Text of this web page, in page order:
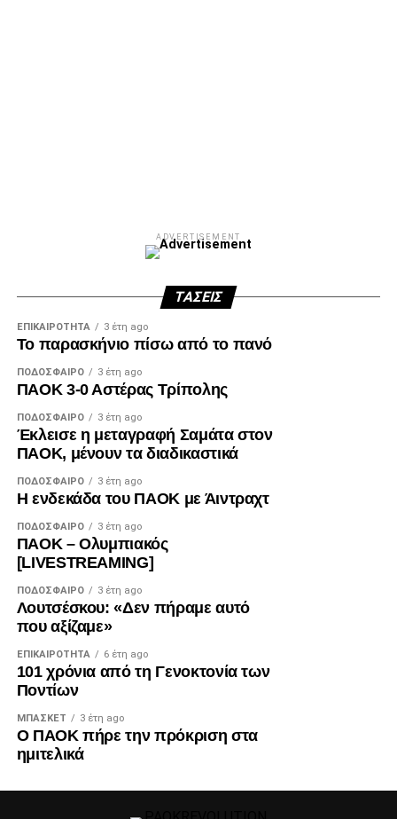
ADVERTISEMENT
ΤΆΣΕΙΣ
ΕΠΙΚΑΙΡΌΤΗΤΑ 3 έτη ago
Το παρασκήνιο πίσω από το πανό
ΠΟΔΌΣΦΑΙΡΟ 3 έτη ago
ΠΑΟΚ 3-0 Αστέρας Τρίπολης
ΠΟΔΌΣΦΑΙΡΟ 3 έτη ago
Έκλεισε η μεταγραφή Σαμάτα στον
ΠΑΟΚ, μένουν τα διαδικαστικά
ΠΟΔΌΣΦΑΙΡΟ 3 έτη ago
Η ενδεκάδα του ΠΑΟΚ με Άιντραχτ
ΠΟΔΌΣΦΑΙΡΟ 3 έτη ago
ΠΑΟΚ – Ολυμπιακός
[LIVESTREAMING]
ΠΟΔΌΣΦΑΙΡΟ 3 έτη ago
Λουτσέσκου: «Δεν πήραμε αυτό
που αξίζαμε»
ΕΠΙΚΑΙΡΌΤΗΤΑ 6 έτη ago
101 χρόνια από τη Γενοκτονία των
Ποντίων
ΜΠΆΣΚΕΤ 3 έτη ago
Ο ΠΑΟΚ πήρε την πρόκριση στα
ημιτελικά